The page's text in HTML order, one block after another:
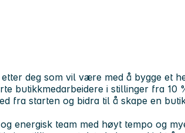
deg som vil være med å bygge et
butikkmedarbeidere i stillinger fra 10
fra starten og bidra til å skape en
energisk team med høyt tempo og